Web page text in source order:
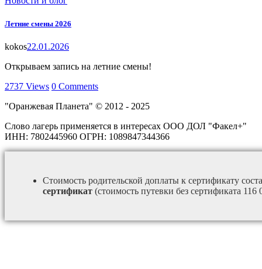
Летние смены 2026
kokos22.01.2026
Открываем запись на летние смены!
2737 Views 0 Comments
"Оранжевая Планета" © 2012 - 2025
Слово лагерь применяется в интересах ООО ДОЛ "Факел+"
ИНН: 7802445960 ОГРН: 1089847344366
Стоимость родительской доплаты к сертификату
сертификат (стоимость путевки без сертификата 116